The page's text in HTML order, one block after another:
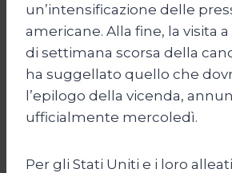
un’intensificazione delle
americane. Alla fine, la visita
di settimana scorsa della
ha suggellato quello che
l’epilogo della vicenda,
ufficialmente mercoledì.
Per gli Stati Uniti e i loro